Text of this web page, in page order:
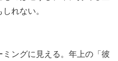
れない。
ングに見える。年上の「彼